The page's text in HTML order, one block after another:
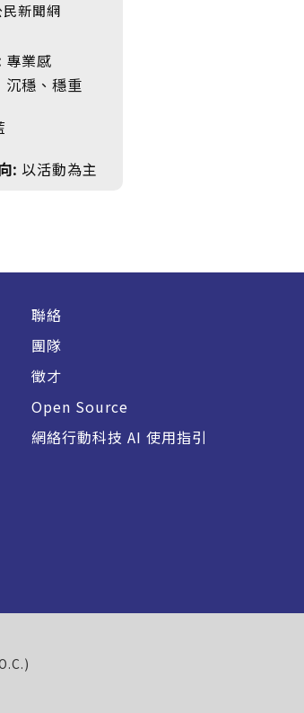
新聞網
專業感
沉穩、穩重
: 以活動為主
聯絡
團隊
徵才
Open Source
網絡行動科技 AI 使用指引